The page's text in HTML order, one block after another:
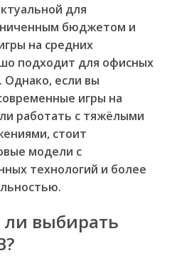
для
бюджетом и
на средних
подходит для офисных
если вы
игры на
работать с тяжёлыми
стоит
модели с
технологий и более
выбирать